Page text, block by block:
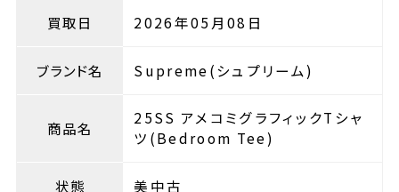
買取日 2026年05月08日
ブランド名 Supreme(シュプリーム)
商品名
25SS アメコミグラフィックTシャ
ツ(Bedroom Tee)
状態 美中古